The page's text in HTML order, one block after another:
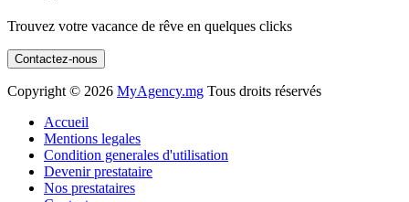
Trouvez votre vacance de rêve en quelques clicks
Contactez-nous
Copyright © 2026 MyAgency.mg Tous droits réservés
Accueil
Mentions legales
Condition generales d'utilisation
Devenir prestataire
Nos prestataires